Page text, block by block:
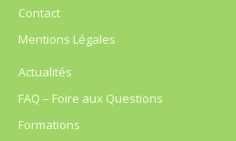
Contact
Mentions Légales
Actualités
FAQ – Foire aux Questions
Formations